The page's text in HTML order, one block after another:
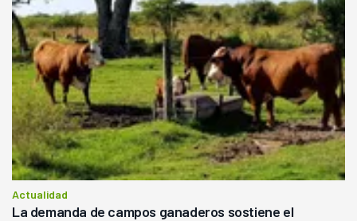
Actualidad
La demanda de campos ganaderos sostiene el